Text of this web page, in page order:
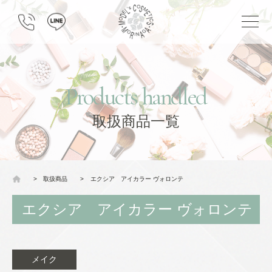
Products handled
取扱商品一覧
> 取扱商品 > エクシア アイカラー ヴォロンテ
エクシア アイカラー ヴォロンテ
メイク